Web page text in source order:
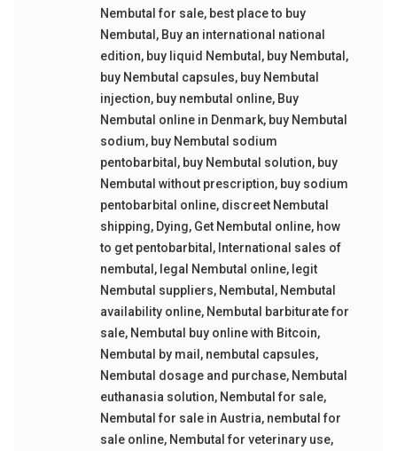
Nembutal for sale, best place to buy
Nembutal , Buy an international national
edition, buy liquid Nembutal , buy Nembutal ,
buy Nembutal capsules, buy Nembutal
injection, buy nembutal online, Buy
Nembutal online in Denmark, buy Nembutal
sodium, buy Nembutal sodium
pentobarbital , buy Nembutal solution, buy
Nembutal without prescription, buy sodium
pentobarbital online, discreet Nembutal
shipping, Dying, Get Nembutal online, how
to get pentobarbital , International sales of
nembutal , legal Nembutal online, legit
Nembutal suppliers, Nembutal , Nembutal
availability online, Nembutal barbiturate for
sale, Nembutal buy online with Bitcoin,
Nembutal by mail , nembutal capsules,
Nembutal dosage and purchase, Nembutal
euthanasia solution, Nembutal for sale,
Nembutal for sale in Austria, nembutal for
sale online, Nembutal for veterinary use,